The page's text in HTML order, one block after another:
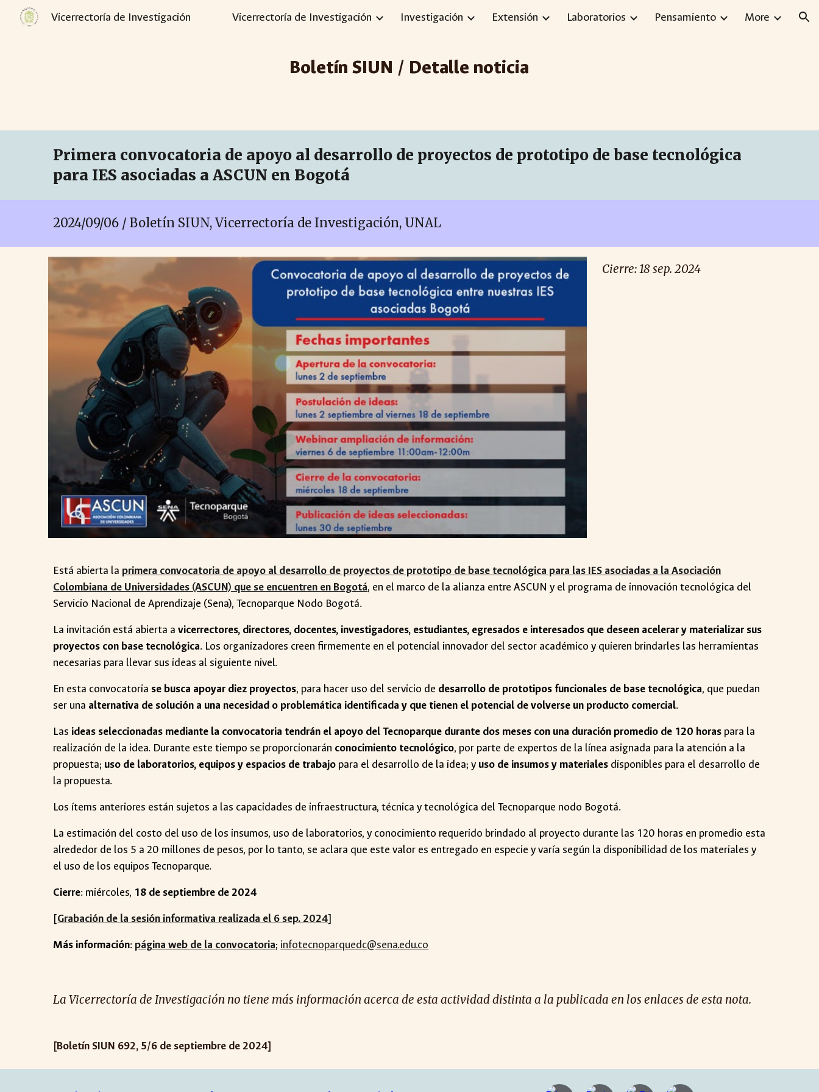
Skip to main content Skip to navigation
Vicerrectoría de Investigación Vicerrectoría de Investigación Investigación Extensión Laboratorios Pensamiento More
Boletín SIUN / Detalle noticia
Primera convocatoria de apoyo al desarrollo de proyectos de prototipo de base tecnológica
para IES asociadas a ASCUN en Bogotá
2024/09/06 / Boletín SIUN, Vicerrectoría de Investigación, UNAL
Cierre: 18 sep. 2024
Está abierta la primera convocatoria de apoyo al desarrollo de proyectos de prototipo de base tecnológica para las IES asociadas a la Asociación
Colombiana de Universidades (ASCUN) que se encuentren en Bogotá, en el marco de la alianza entre ASCUN y el programa de innovación tecnológica del
Servicio Nacional de Aprendizaje (Sena), Tecnoparque Nodo Bogotá.
La invitación está abierta avicerrectores, directores, docentes, investigadores, estudiantes, egresados e interesados que deseen acelerar y materializar sus
proyectos con base tecnológica. Los organizadores creen firmemente en el potencial innovador del sector académico y quieren brindarles las herramientas
necesarias para llevar sus ideas al siguiente nivel.
En esta convocatoria se busca apoyar diez proyectos, para hacer uso del servicio de desarrollo de prototipos funcionales de base tecnológica, que puedan
ser una alternativa de solución a una necesidad o problemática identificada y que tienen el potencial de volverse un producto comercial.
Lasideas seleccionadas mediante la convocatoria tendrán el apoyo del Tecnoparque durante dos meses con una duración promedio de 120 horas para la
realización de la idea. Durante este tiempo se proporcionarán conocimiento tecnológico, por parte de expertos de la línea asignada para la atención a la
propuesta; uso de laboratorios, equipos y espacios de trabajo para el desarrollo de la idea; y uso de insumos y materiales disponibles para el desarrollo de
la propuesta.
Los ítems anteriores están sujetos a las capacidades de infraestructura, técnica y tecnológica del Tecnoparque nodo Bogotá.
La estimación del costo del uso de los insumos, uso de laboratorios, y conocimiento requerido brindado al proyecto durante las 120 horas en promedio esta
alrededor de los 5 a 20 millones de pesos, por lo tanto, se aclara que este valor es entregado en especie y varía según la disponibilidad de los materiales y
el uso de los equipos Tecnoparque.
Cierre: miércoles, 18 de septiembre de 2024
[Grabación de la sesión informativa realizada el 6 sep. 2024]
Más información: página web de la convocatoria; infotecnoparquedc@sena.edu.co
La Vicerrectoría de Investigación no tiene más información acerca de esta actividad distinta a la publicada en los enlaces de esta nota.
[Boletín SIUN 692, 5/6 de septiembre de 2024]